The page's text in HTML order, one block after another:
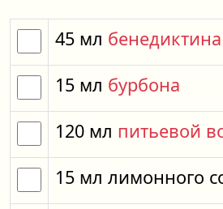
45 мл бенедиктина
15 мл бурбона
120 мл питьевой
15 мл лимонного